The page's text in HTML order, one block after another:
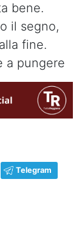
bene.
il segno,
fine.
a pungere
Telegram